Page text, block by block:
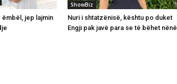
jep lajmin
ShowBiz
Nuri i shtatzënisë, kështu po duket
Engji pak javë para se të bëhet nënë